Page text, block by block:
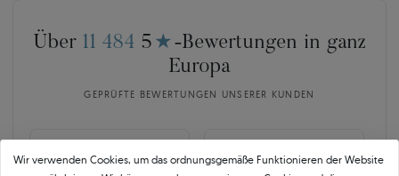
Über 11 484 5 ★ -Bewertungen in ganz
Europa
GEPRÜFTE BEWERTUNGEN UNSERER KUNDEN
🇵🇱 🇨🇿
Wir verwenden Cookies, um das ordnungsgemäße Funktionieren der Website